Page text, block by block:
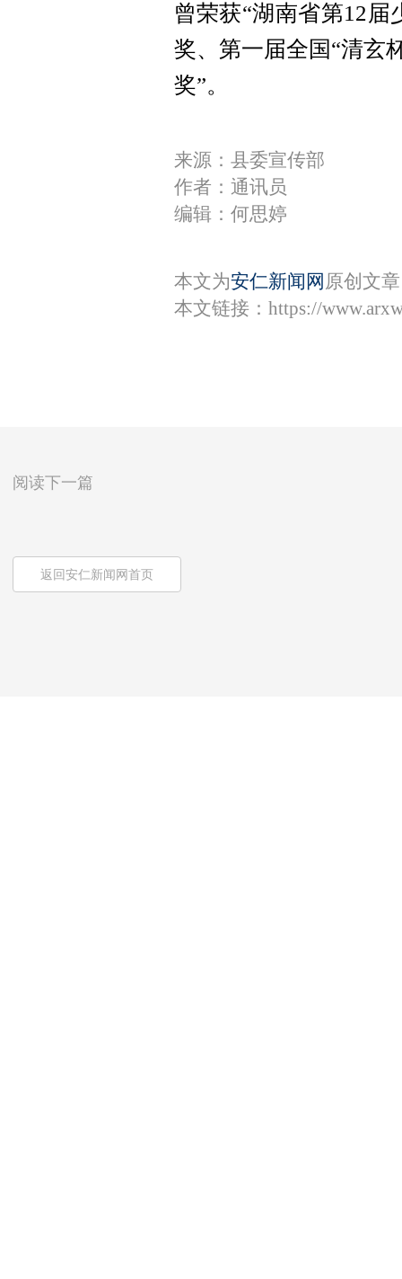
曾荣获“湖南省第12
奖、第一届全国“清玄
奖”。
来源：县委宣传部
作者：通讯员
编辑：何思婷
本文为安仁新闻网 原创文
本文链接： https://
阅读下一篇
返回安仁新闻网首页